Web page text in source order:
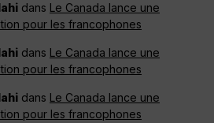
dans Le Canada lance une
pour les francophones
dans Le Canada lance une
pour les francophones
dans Le Canada lance une
pour les francophones